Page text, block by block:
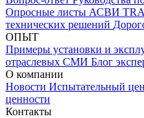
Опросные листы АСВИ
технических решений
ОПЫТ
Примеры установки и
отраслевых СМИ Блог
О компании
Новости Испытательный
ценности
Контакты